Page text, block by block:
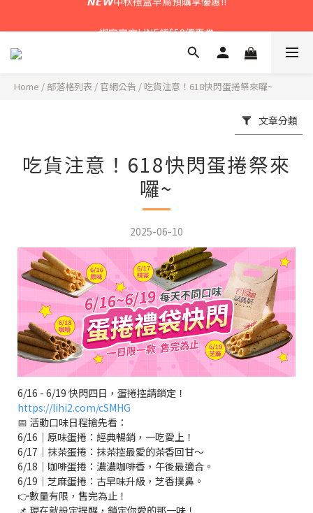
綁定官方LINE領$50優惠券
𝙉𝙀𝙒新朋友來報到～大寶礁蒜香新登場
𝙉𝙀𝙒中秋禮盒早鳥預購享優惠!!
Home / 部落格列表 / 官網公告 / 吃貨注意！618快閃蛋捲祭來囉~
文章分類
吃貨注意！618快閃蛋捲祭來
囉~
2025-06-10
6/16 - 6/19 快閃四日，蛋捲控請鎖定！
https://lihi2.com/cSMHG
📅 活動口味日程搶先看：
6/16｜原味蛋捲：經典暢銷，一吃愛上！
6/17｜抹茶蛋捲：抹茶控最愛的茶香回甘～
6/18｜咖啡蛋捲：濃濃咖啡香，午後最適合。
6/19｜芝麻蛋捲：古早味升級，芝香撲鼻。
👉數量有限，售完為止！